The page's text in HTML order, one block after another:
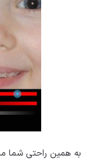
به همین راحتی شما